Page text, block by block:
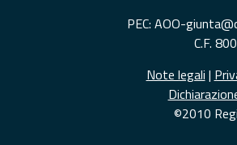
PEC: AOO-
C.F.
Note legali |
©2010